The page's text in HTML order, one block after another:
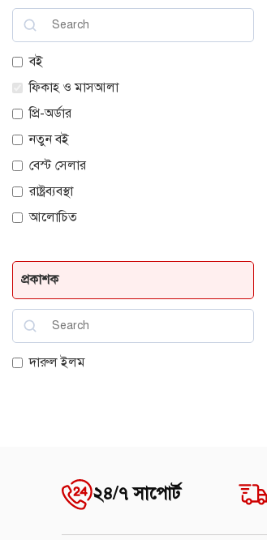
বই
ফিকাহ ও মাসআলা
প্রি-অর্ডার
নতুন বই
বেস্ট সেলার
রাষ্ট্রব্যবস্থা
আলোচিত
প্রকাশক
দারুল ইলম
২৪/৭ সাপোর্ট